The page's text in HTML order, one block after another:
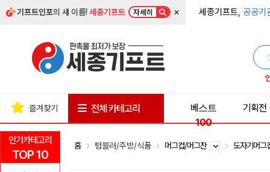
기프트인포의 새 이름!세종기프트 자세히 × 세종기프트, 공공기
인기카테고리
TOP 10
즐겨찾기 전체 카테고리
베스트
100
기획전
홈 텀블러/주방/식품 머그컵/머그잔 도자기머